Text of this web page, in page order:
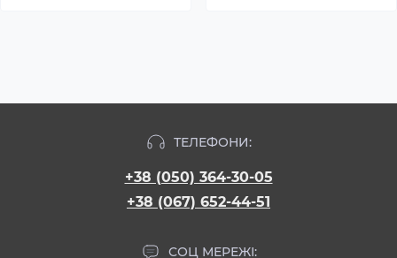
ТЕЛЕФОНИ:
+38 (050) 364-30-05
+38 (067) 652-44-51
СОЦ МЕРЕЖІ: